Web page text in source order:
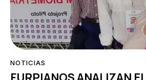
NOTICIAS